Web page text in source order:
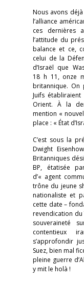
Nous avons
l’alliance
ces dernières
l’attitude du
balance et ce,
celui de la
d’Israël que
18 h 11, onze
britannique. On
Juifs
Orient. À la
mention «
place : « État
C’est sous la
Dwight
Britanniques
BP, étatisée
d’« agent
trône du jeune
nationaliste et
cette date –
revendication
souveraineté
contentieux
s’approfondir
Suez, bien mal
pleine guerre
y mit le holà !